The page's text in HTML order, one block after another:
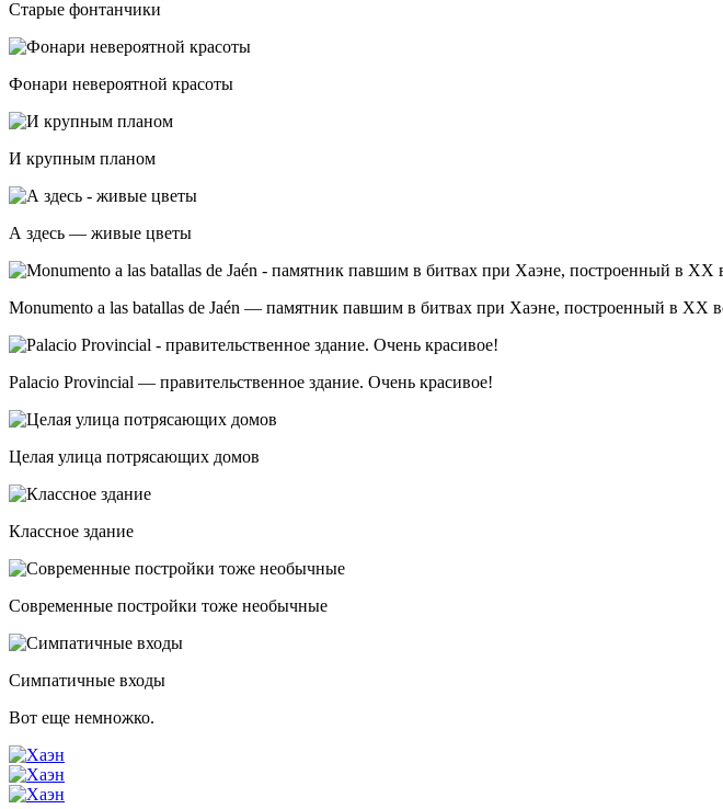
Старые фонтанчики
Фонари невероятной красоты
И крупным планом
А здесь — живые цветы
Monumento a las batallas de Jaén — памятник павшим в битвах при Хаэне, построенный в XX
Palacio Provincial — правительственное здание. Очень красивое!
Целая улица потрясающих домов
Классное здание
Современные постройки тоже необычные
Симпатичные входы
Вот еще немножко.